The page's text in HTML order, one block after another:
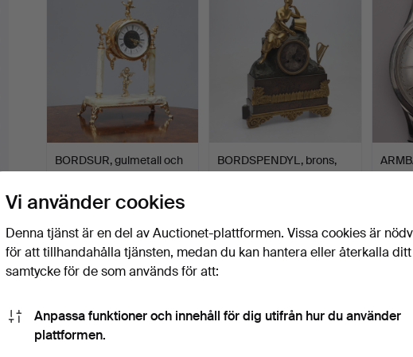
BORDSUR, gulmetall och
onyx, empirestil, 1…
1 bud
32 USD
BORDSPENDYL, brons,
motiv av musa, Senempi…
48 USD
stål,
38
Vi använder cookies
Denna tjänst är en del av Auctionet-plattformen. Vissa cookies är
för att tillhandahålla tjänsten, medan du kan hantera eller återkalla ditt
samtycke för de som används för att:
Anpassa funktioner och innehåll för dig utifrån hur du använder
plattformen.